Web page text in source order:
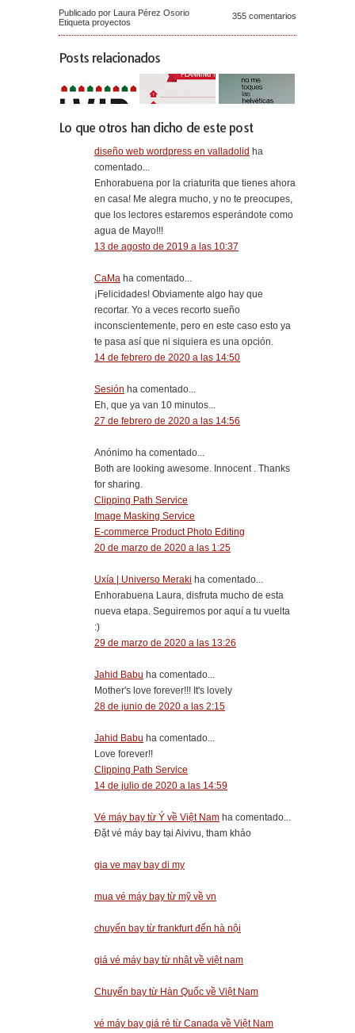
Publicado por Laura Pérez Osorio
Etiqueta proyectos
355 comentarios
Posts relacionados
Lo que otros han dicho de este post
diseño web wordpress en valladolid ha
comentado...
Enhorabuena por la criaturita que tienes ahora
en casa! Me alegra mucho, y no te preocupes,
que los lectores estaremos esperándote como
agua de Mayo!!!
13 de agosto de 2019 a las 10:37
CaMa ha comentado...
¡Felicidades! Obviamente algo hay que
recortar. Yo a veces recorto sueño
inconscientemente, pero en este caso esto ya
te pasa así que ni siquiera es una opción.
14 de febrero de 2020 a las 14:50
Sesión ha comentado...
Eh, que ya van 10 minutos...
27 de febrero de 2020 a las 14:56
Anónimo ha comentado...
Both are looking awesome. Innocent . Thanks
for sharing.
Clipping Path Service
Image Masking Service
E-commerce Product Photo Editing
20 de marzo de 2020 a las 1:25
Uxía | Universo Meraki ha comentado...
Enhorabuena Laura, disfruta mucho de esta
nueva etapa. Seguiremos por aquí a tu vuelta
:)
29 de marzo de 2020 a las 13:26
Jahid Babu ha comentado...
Mother's love forever!!! It's lovely
28 de junio de 2020 a las 2:15
Jahid Babu ha comentado...
Love forever!!
Clipping Path Service
14 de julio de 2020 a las 14:59
Vé máy bay từ Ý về Việt Nam ha comentado...
Đặt vé máy bay tại Aivivu, tham khảo
gia ve may bay di my
mua vé máy bay từ mỹ về vn
chuyến bay từ frankfurt đến hà nội
giá vé máy bay từ nhật về việt nam
Chuyến bay từ Hàn Quốc về Việt Nam
vé máy bay giá rẻ từ Canada về Việt Nam